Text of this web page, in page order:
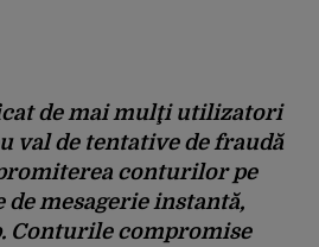
de mai mulţi utilizatori
val de tentative de fraudă
conturilor pe
mesagerie instantă,
Conturile compromise